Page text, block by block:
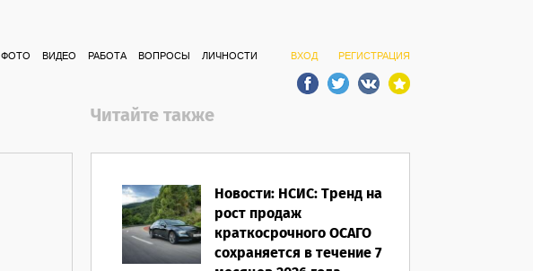
ВХОД РЕГИСТРАЦИЯ
ФОТО ВИДЕО РАБОТА ВОПРОСЫ ЛИЧНОСТИ
Читайте также
Новости: НСИС: Тренд на
рост продаж
краткосрочного ОСАГО
сохраняется в течение 7